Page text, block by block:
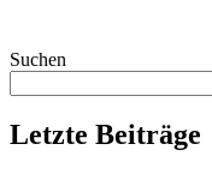
Suchen
Letzte Beiträge